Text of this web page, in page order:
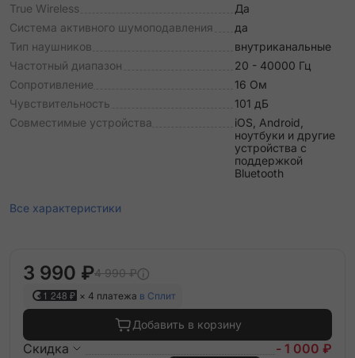
True Wireless
Да
Система активного шумоподавления
да
Тип наушников
внутриканальные
Частотный диапазон
20 - 40000 Гц
Сопротивление
16 Ом
Чувствительность
101 дБ
Совместимые устройства
iOS, Android,
ноутбуки и другие
устройства с
поддержкой
Bluetooth
Все характеристики
3 990 ₽4 990 ₽
1 248 ₽ × 4 платежа в Сплит
Добавить в корзину
Скидка - 1 000 ₽